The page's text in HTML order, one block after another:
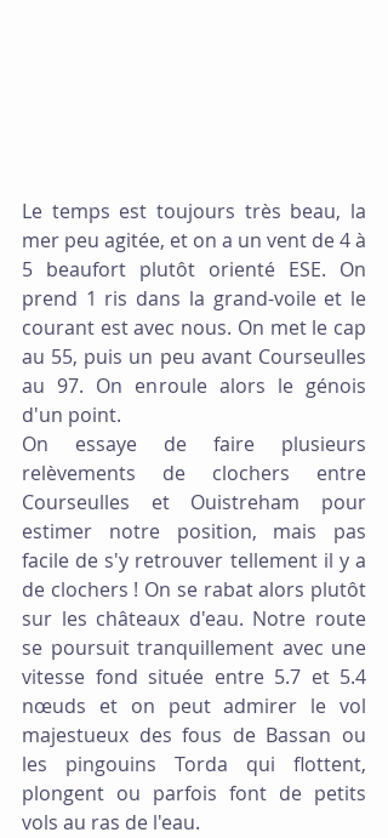
Le temps est toujours très beau, la
mer peu agitée, et on a un vent de 4 à
5 beaufort plutôt orienté ESE. On
prend 1 ris dans la grand-voile et le
courant est avec nous. On met le cap
au 55, puis un peu avant Courseulles
au 97. On enroule alors le génois
d'un point.
On essaye de faire plusieurs
relèvements de clochers entre
Courseulles et Ouistreham pour
estimer notre position, mais pas
facile de s'y retrouver tellement il y a
de clochers ! On se rabat alors plutôt
sur les châteaux d'eau. Notre route
se poursuit tranquillement avec une
vitesse fond située entre 5.7 et 5.4
nœuds et on peut admirer le vol
majestueux des fous de Bassan ou
les pingouins Torda qui flottent,
plongent ou parfois font de petits
vols au ras de l'eau.